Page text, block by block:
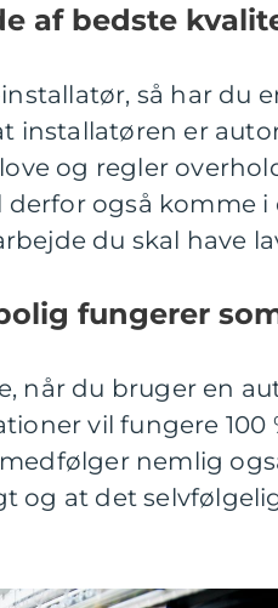
af bedste
så har du
installatøren er
og regler
også komme
du skal have
fungerer
når du bruger en
vil fungere 100
nemlig
og at det